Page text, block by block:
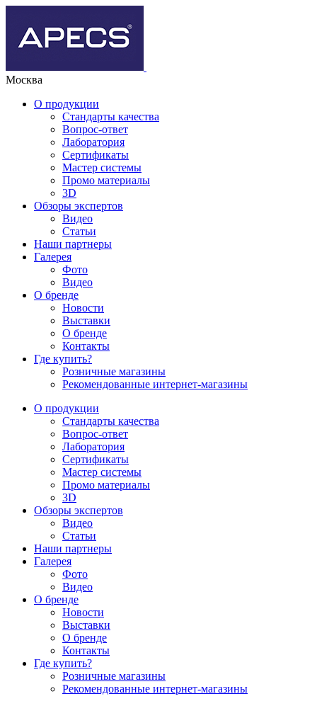
Москва
О продукции
Стандарты качества
Вопрос-ответ
Лаборатория
Сертификаты
Мастер системы
Промо материалы
3D
Обзоры экспертов
Видео
Статьи
Наши партнеры
Галерея
Фото
Видео
О бренде
Новости
Выставки
О бренде
Контакты
Где купить?
Розничные магазины
Рекомендованные интернет-магазины
О продукции
Стандарты качества
Вопрос-ответ
Лаборатория
Сертификаты
Мастер системы
Промо материалы
3D
Обзоры экспертов
Видео
Статьи
Наши партнеры
Галерея
Фото
Видео
О бренде
Новости
Выставки
О бренде
Контакты
Где купить?
Розничные магазины
Рекомендованные интернет-магазины